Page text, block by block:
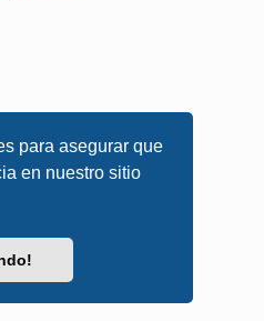
para asegurar que
en nuestro sitio